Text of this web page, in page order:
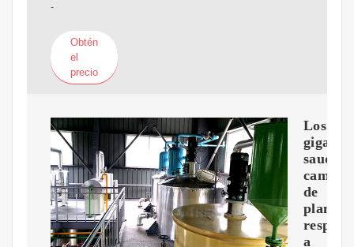
-
Obtén
el
precio
Los
saudíes
de
plan
a